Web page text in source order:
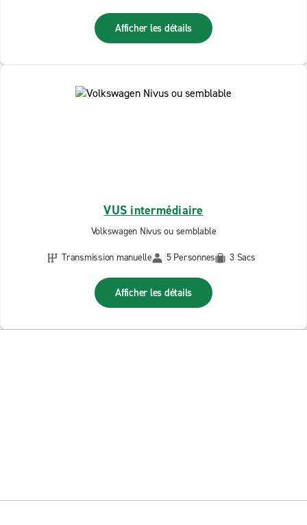
Afficher les détails
VUS intermédiaire
Volkswagen Nivus ou semblable
Transmission manuelle
5 Personnes 3 Sacs
Afficher les détails